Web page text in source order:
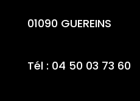
01090 GUEREINS
Tél : 04 50 03 73 60